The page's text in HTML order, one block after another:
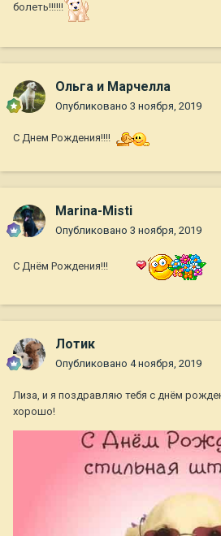
болеть!!!!!!
Ольга и Марчелла
Опубликовано 3 ноября, 2019
С Днем Рождения!!!!
Marina-Misti
Опубликовано 3 ноября, 2019
С Днём Рождения!!!
Лотик
Опубликовано 4 ноября, 2019
Лиза, и я поздравляю тебя с днём
хорошо!